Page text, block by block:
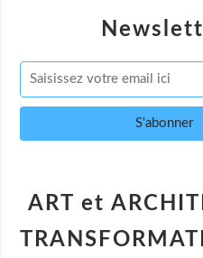
ART et